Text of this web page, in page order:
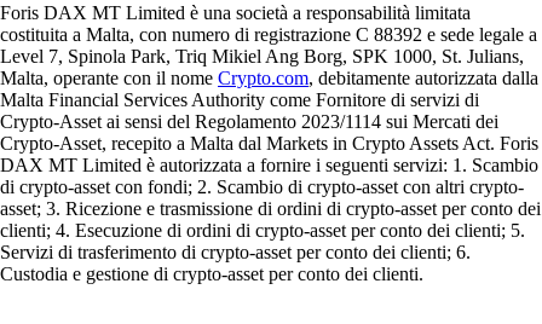
Foris DAX MT Limited è una società a responsabilità limitata
costituita a Malta, con numero di registrazione C 88392 e sede legale a
Level 7, Spinola Park, Triq Mikiel Ang Borg, SPK 1000, St. Julians,
Malta, operante con il nome Crypto.com, debitamente autorizzata dalla
Malta Financial Services Authority come Fornitore di servizi di
Crypto-Asset ai sensi del Regolamento 2023/1114 sui Mercati dei
Crypto-Asset, recepito a Malta dal Markets in Crypto Assets Act. Foris
DAX MT Limited è autorizzata a fornire i seguenti servizi: 1. Scambio
di crypto-asset con fondi; 2. Scambio di crypto-asset con altri crypto-
asset; 3. Ricezione e trasmissione di ordini di crypto-asset per conto dei
clienti; 4. Esecuzione di ordini di crypto-asset per conto dei clienti; 5.
Servizi di trasferimento di crypto-asset per conto dei clienti; 6.
Custodia e gestione di crypto-asset per conto dei clienti.